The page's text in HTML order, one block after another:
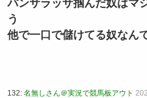
パンサラッサ掴んだ奴はマ
う
他で一口で儲けてる奴なん
132: 名無しさん＠実況で競馬板アウト